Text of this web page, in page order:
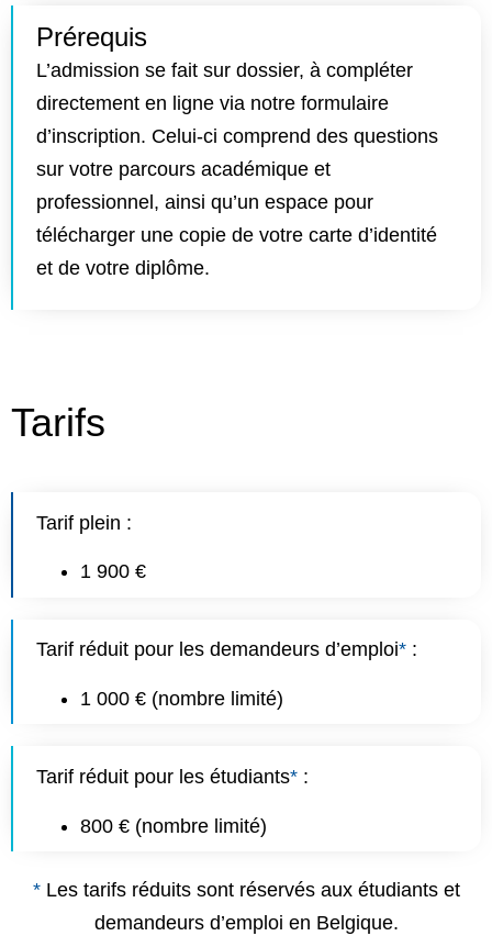
Prérequis
L’admission se fait sur dossier, à compléter
directement en ligne via notre formulaire
d’inscription. Celui-ci comprend des questions
sur votre parcours académique et
professionnel, ainsi qu’un espace pour
télécharger une copie de votre carte d’identité
et de votre diplôme.
Tarifs
Tarif plein :
1 900 €
Tarif réduit pour les demandeurs d’emploi* :
1 000 € (nombre limité)
Tarif réduit pour les étudiants* :
800 € (nombre limité)
* Les tarifs réduits sont réservés aux étudiants et
demandeurs d’emploi en Belgique.